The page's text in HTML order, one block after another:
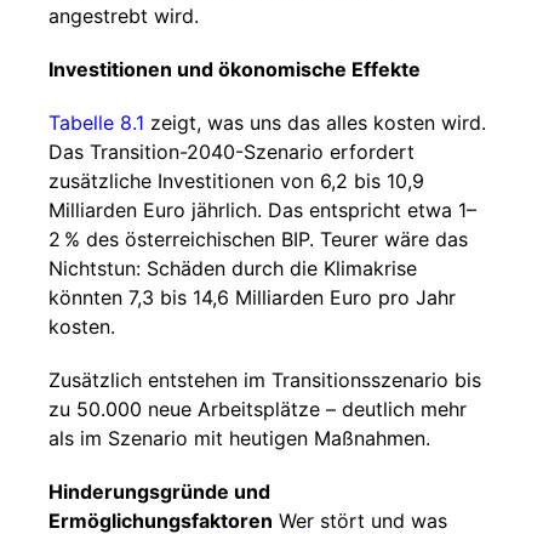
angestrebt wird.
Investitionen und ökonomische Effekte
Tabelle 8.1 zeigt, was uns das alles kosten wird.
Das Transition-2040-Szenario erfordert
zusätzliche Investitionen von 6,2 bis 10,9
Milliarden Euro jährlich. Das entspricht etwa 1–
2 % des österreichischen BIP. Teurer wäre das
Nichtstun: Schäden durch die Klimakrise
könnten 7,3 bis 14,6 Milliarden Euro pro Jahr
kosten.
Zusätzlich entstehen im Transitionsszenario bis
zu 50.000 neue Arbeitsplätze – deutlich mehr
als im Szenario mit heutigen Maßnahmen.
Hinderungsgründe und
Ermöglichungsfaktoren Wer stört und was